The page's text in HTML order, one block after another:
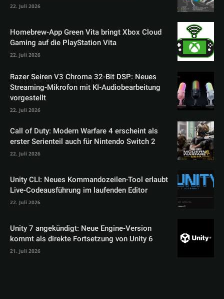
22. Juli 2026
Homebrew-App Green Vita bringt Xbox Cloud
Gaming auf die PlayStation Vita
22. Juli 2026
Razer Seiren V3 Chroma 32-Bit DSP: Neues
Streaming-Mikrofon mit KI-Audiobearbeitung
vorgestellt
22. Juli 2026
Call of Duty: Modern Warfare 4 erscheint als
erster Serienteil auch für Nintendo Switch 2
22. Juli 2026
Unity CLI: Neues Kommandozeilen-Tool erlaubt
Live-Codeausführung im laufenden Editor
22. Juli 2026
Unity 7 angekündigt: Neue Engine-Version
kommt als direkte Fortsetzung von Unity 6
21. Juli 2026